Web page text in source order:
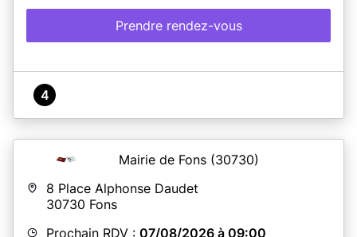
Prendre rendez-vous
4
Mairie de Fons (30730)
8 Place Alphonse Daudet
30730 Fons
Prochain RDV : 07/08/2026 à 09:00